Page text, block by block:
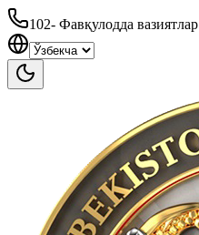
102- Фавқулодда вазиятлар